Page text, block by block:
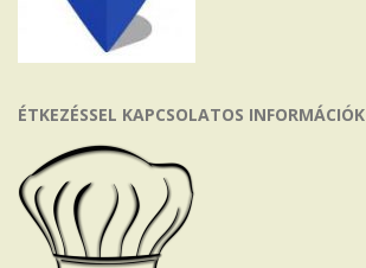
ÉTKEZÉSSEL KAPCSOLATOS INFORMÁCIÓK